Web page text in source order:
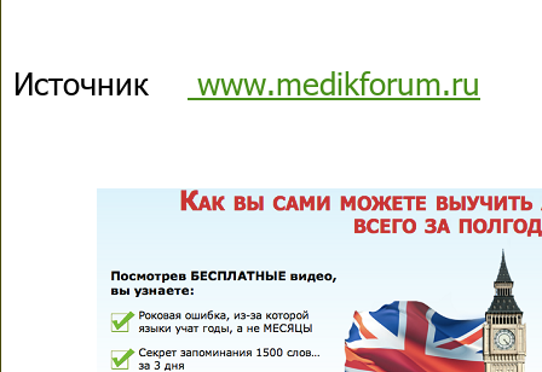
Источник www.medikforum.ru